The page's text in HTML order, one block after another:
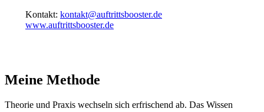
Kontakt: kontakt@auftrittsbooster.de
www.auftrittsbooster.de
Meine Methode
Theorie und Praxis wechseln sich erfrischend ab. Das Wissen